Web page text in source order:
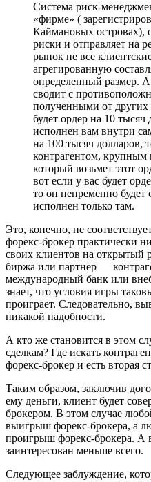
Система риск-
«фирме» (
Каймановых островах),
риски и отправляет на
рынок не все
агрегированную
определенный размер.
сводит с
полученными от других
будет ордер на 10 тысяч
исполнен вам внутри
на 100 тысяч долларов,
контрагентом,
который возьмет этот
вот если у вас будет
то он непременно
исполнен только там.
Это, конечно, не
форекс-брокер практически
своих клиентов на открытый
биржа или партнер —
международный банк или
знает, что условия игры
проиграет. Следовательно,
никакой надобности.
А кто же становится в этом
сделкам? Где искать
форекс-брокер и есть вторая
Таким образом, заключив
ему деньги, клиент будет
брокером. В этом случае
выигрыш форекс-брокера, а
проигрыш форекс-брокера. А
заинтересован меньше всего.
Следующее заблуждение,